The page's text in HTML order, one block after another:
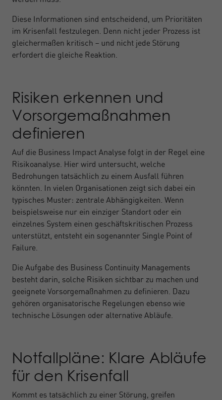
Diese Informationen sind entscheidend, um Prioritäten
im Krisenfall festzulegen. Denn nicht jeder Prozess ist
gleichermaßen kritisch – und nicht jede Störung
erfordert die gleiche Reaktion.
Risiken erkennen und
Vorsorgemaßnahmen
definieren
Auf die Business Impact Analyse folgt in der Regel eine
Risikoanalyse. Hier wird untersucht, welche
Bedrohungen tatsächlich zu einem Ausfall führen
könnten. In vielen Organisationen zeigt sich dabei ein
typisches Muster: zentrale Abhängigkeiten. Wenn
beispielsweise nur ein einziger Standort oder ein
einzelnes System einen geschäftskritischen Prozess
unterstützt, entsteht ein sogenannter Single Point of
Failure.
Die Aufgabe des Business Continuity Managements
besteht darin, solche Risiken sichtbar zu machen und
geeignete Vorsorgemaßnahmen zu definieren. Dazu
gehören organisatorische Regelungen ebenso wie
technische Lösungen oder alternative Abläufe.
Notfallpläne: Klare Abläufe
für den Krisenfall
Kommt es tatsächlich zu einer Störung, greifen